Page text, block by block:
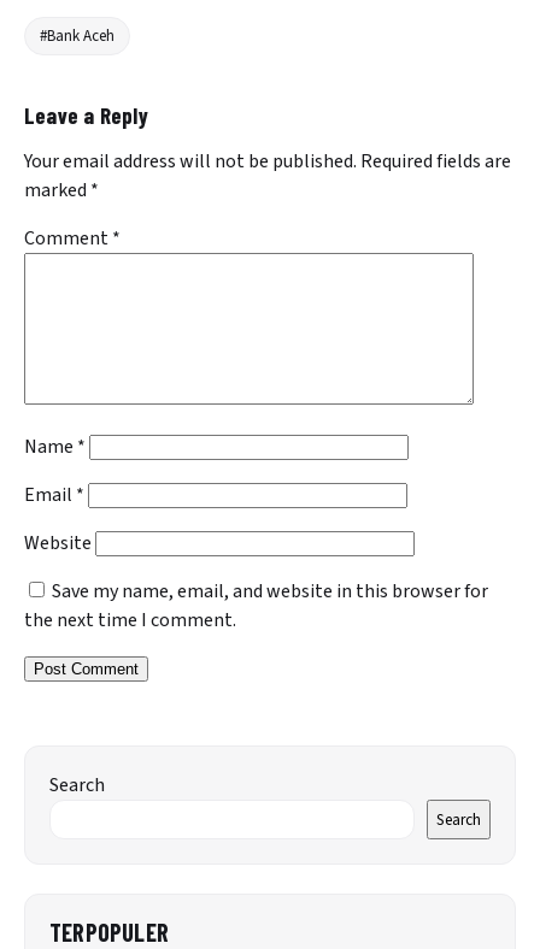
#Bank Aceh
Leave a Reply
Your email address will not be published. Required fields are
marked *
Comment*
Name *
Email *
Website
Save my name, email, and website in this browser for
the next time I comment.
Search
Search
TERPOPULER